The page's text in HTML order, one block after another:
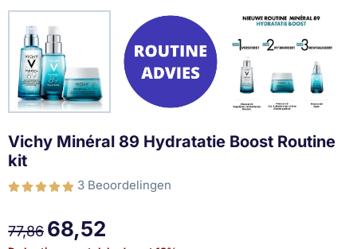
Vichy Minéral 89 Hydratatie Boost Routine
kit
3 Beoordelingen
77,86 68,52